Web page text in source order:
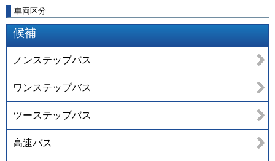
車両区分
候補
ノンステップバス
ワンステップバス
ツーステップバス
高速バス